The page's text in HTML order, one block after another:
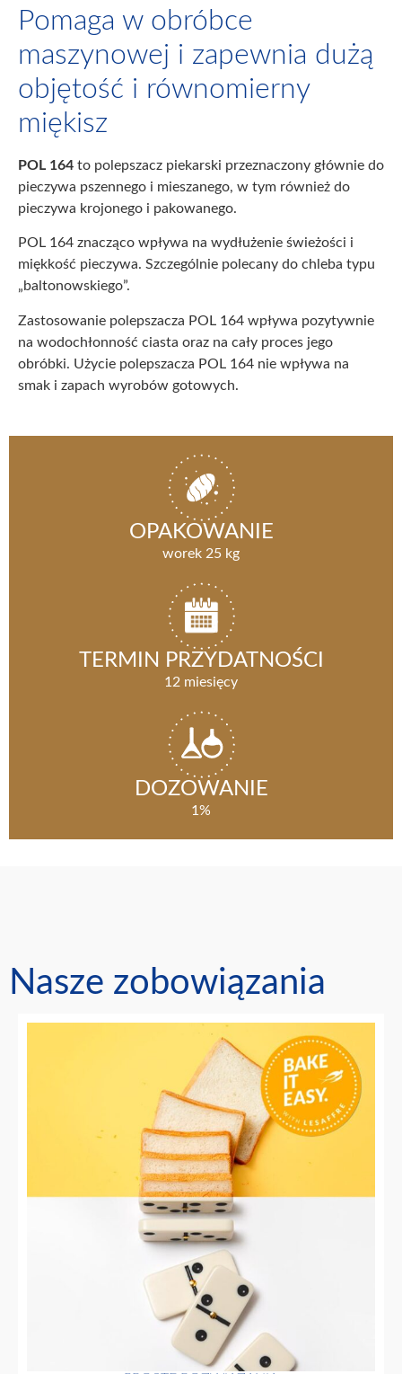
Pomaga w obróbce
maszynowej i zapewnia dużą
objętość i równomierny
miękisz
POL 164 to polepszacz piekarski przeznaczony głównie do
pieczywa pszennego i mieszanego, w tym również do
pieczywa krojonego i pakowanego.
POL 164 znacząco wpływa na wydłużenie świeżości i
miękkość pieczywa. Szczególnie polecany do chleba typu
„baltonowskiego”.
Zastosowanie polepszacza POL 164 wpływa pozytywnie
na wodochłonność ciasta oraz na cały proces jego
obróbki. Użycie polepszacza POL 164 nie wpływa na
smak i zapach wyrobów gotowych.
OPAKOWANIE
worek 25 kg
TERMIN PRZYDATNOŚCI
12 miesięcy
DOZOWANIE
1%
Nasze zobowiązania